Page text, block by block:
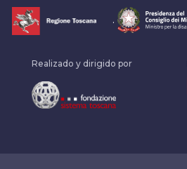
.
Realizado y dirigido por